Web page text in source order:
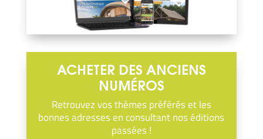
ACHETER DES ANCIENS
NUMÉROS
Retrouvez vos thèmes préférés et les
bonnes adresses en consultant nos éditions
passées !